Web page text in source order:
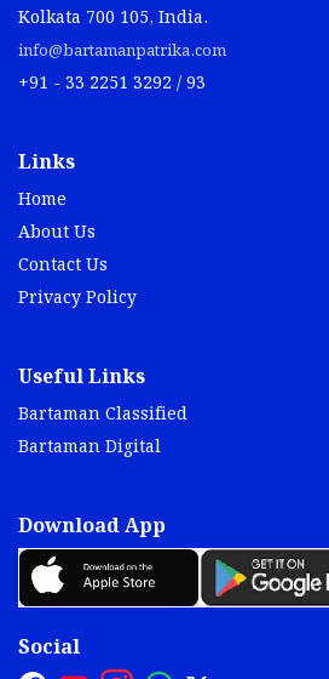
Kolkata 700 105, India.
info@bartamanpatrika.com
+91 - 33 2251 3292 / 93
Links
Home
About Us
Contact Us
Privacy Policy
Useful Links
Bartaman Classified
Bartaman Digital
Download App
Social